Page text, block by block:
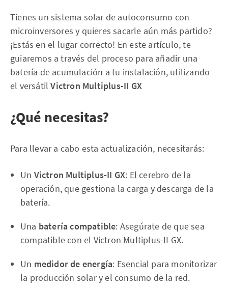
Tienes un sistema solar de autoconsumo con
microinversores y quieres sacarle aún más partido?
¡Estás en el lugar correcto! En este artículo, te
guiaremos a través del proceso para añadir una
batería de acumulación a tu instalación, utilizando
el versátilVictron Multiplus-II GX
¿Qué necesitas?
Para llevar a cabo esta actualización, necesitarás:
Un Victron Multiplus-II GX: El cerebro de la
operación, que gestiona la carga y descarga de la
batería.
Una batería compatible: Asegúrate de que sea
compatible con el Victron Multiplus-II GX.
Un medidor de energía: Esencial para monitorizar
la producción solar y el consumo de la red.